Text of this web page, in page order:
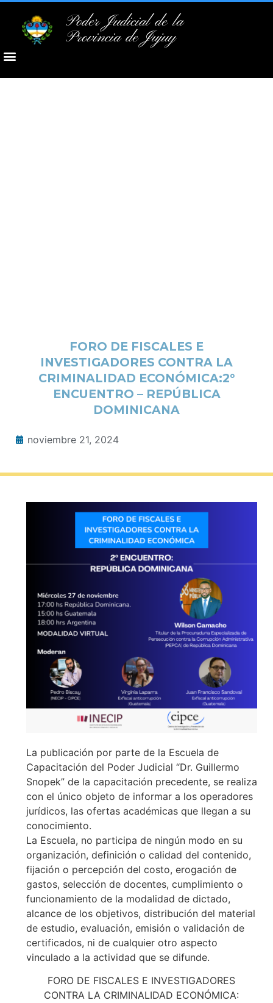
Poder Judicial de la
Provincia de Jujuy
FORO DE FISCALES E
INVESTIGADORES CONTRA LA
CRIMINALIDAD ECONÓMICA:2°
ENCUENTRO – REPÚBLICA
DOMINICANA
noviembre 21, 2024
La publicación por parte de la Escuela de
Capacitación del Poder Judicial “Dr. Guillermo
Snopek” de la capacitación precedente, se realiza
con el único objeto de informar a los operadores
jurídicos, las ofertas académicas que llegan a su
conocimiento.
La Escuela, no participa de ningún modo en su
organización, definición o calidad del contenido,
fijación o percepción del costo, erogación de
gastos, selección de docentes, cumplimiento o
funcionamiento de la modalidad de dictado,
alcance de los objetivos, distribución del material
de estudio, evaluación, emisión o validación de
certificados, ni de cualquier otro aspecto
vinculado a la actividad que se difunde.
FORO DE FISCALES E INVESTIGADORES
CONTRA LA CRIMINALIDAD ECONÓMICA: